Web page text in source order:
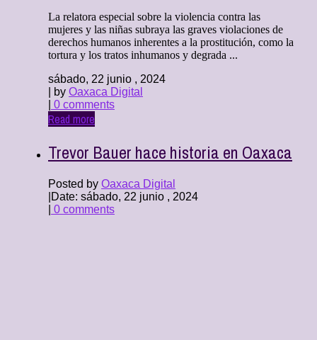
La relatora especial sobre la violencia contra las
mujeres y las niñas subraya las graves violaciones de
derechos humanos inherentes a la prostitución, como la
tortura y los tratos inhumanos y degrada ...
sábado, 22 junio , 2024
| by Oaxaca Digital
0 comments
Read more
Trevor Bauer hace historia en Oaxaca
Posted by Oaxaca Digital
Date: sábado, 22 junio , 2024
0 comments